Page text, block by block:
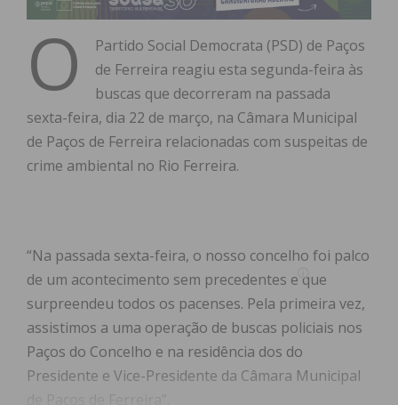
O
Partido Social Democrata (PSD) de Paços
de Ferreira reagiu esta segunda-feira às
buscas que decorreram na passada
sexta-feira, dia 22 de março, na Câmara Municipal
de Paços de Ferreira relacionadas com suspeitas de
crime ambiental no Rio Ferreira.
“Na passada sexta-feira, o nosso concelho foi palco
de um acontecimento sem precedentes e que
surpreendeu todos os pacenses. Pela primeira vez,
assistimos a uma operação de buscas policiais nos
Paços do Concelho e na residência dos do
Presidente e Vice-Presidente da Câmara Municipal